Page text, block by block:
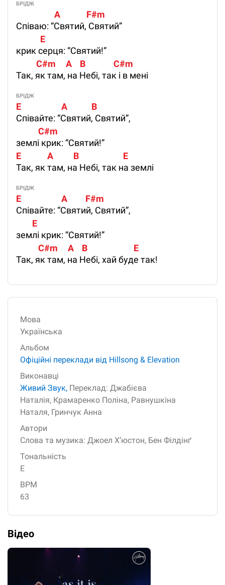
БРІДЖ
                   A             F#m
Співаю: “Святий, Святий”
            E
крик серця: “Святий!”
          C#m     A    B              C#m
Так, як там, на Небі, так і в мені
БРІДЖ
E                    A            B
Співайте: “Святий, Святий”,
           C#m
землі крик: “Святий!”
E             A          B                      E
Так, як там, на Небі, так на землі
БРІДЖ
E                    A         F#m
Співайте: “Святий, Святий”,
        E
землі крик: “Святий!”
           C#m     A    B                       E
Так, як там, на Небі, хай буде так!
Мова
Українська
Альбом
Офіційні переклади від Hillsong & Elevation
Виконавці
Живий Звук, Переклад: Джабієва
Наталія, Крамаренко Поліна, Равнушкіна
Наталя, Гринчук Анна
Автори
Слова та музика: Джоел Х’юстон, Бен Філдінґ
Тональність
E
BPM
63
Відео